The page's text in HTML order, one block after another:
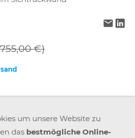
€)
um unsere Website zu
das bestmögliche Online-